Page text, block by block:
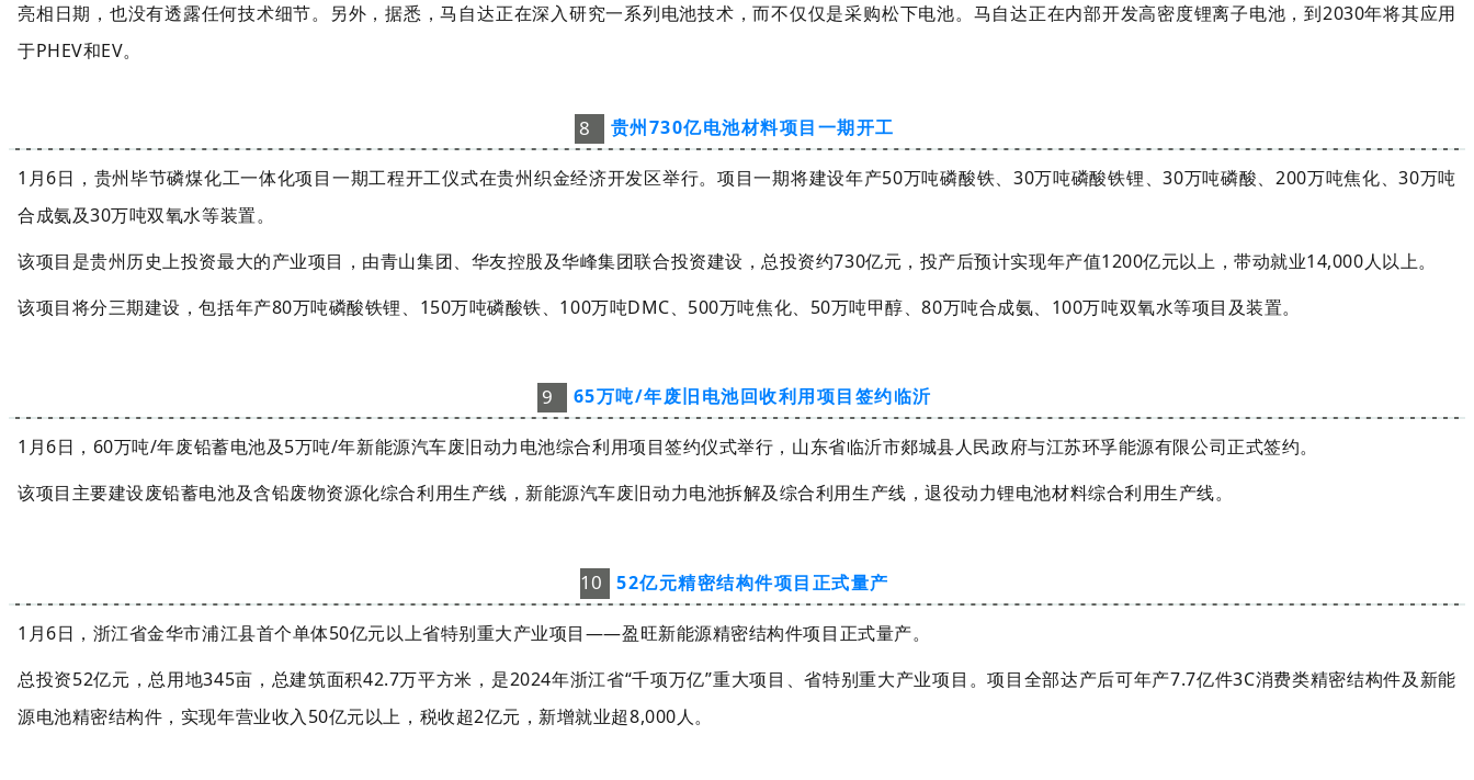
亮相日期，也没有透露任何技术细节。另外，据悉，马自达正在深入研究一系列电池技术，而不仅仅是采购松下电池。马自达正在内部开发高密度锂离子电池，到2030年将其应用
于PHEV和EV。
8 贵州730亿电池材料项目一期开工
1月6日，贵州毕节磷煤化工一体化项目一期工程开工仪式在贵州织金经济开发区举行。 项目一期将建设年产50万吨磷酸铁、30万吨磷酸铁锂、30万吨磷酸、200万吨焦化、30万吨
合成氨及30万吨双氧水等装置。
该项目是贵州历史上投资最大的产业项目，由青山集团、华友控股及华峰集团联合投资建设，总投资约730亿元，投产后预计实现年产值1200亿元以上，带动就业14,000人以上。
该项目将分三期建设，包括年产80万吨磷酸铁锂、150万吨磷酸铁、100万吨DMC、500万吨焦化、50万吨甲醇、80万吨合成氨、100万吨双氧水等项目及装置。
9 65万吨/年废旧电池回收利用项目签约临沂
1月6日，60万吨/年废铅蓄电池及5万吨/年新能源汽车废旧动力电池综合利用项目签约仪式举行，山东省临沂市郯城县人民政府与江苏环孚能源有限公司正式签约。
该项目主要建设废铅蓄电池及含铅废物资源化综合利用生产线，新能源汽车废旧动力电池拆解及综合利用生产线，退役动力锂电池材料综合利用生产线。
10 52亿元精密结构件项目正式量产
1月6日，浙江省金华市浦江县首个单体50亿元以上省特别重大产业项目——盈旺新能源精密结构件项目正式量产。
总投资52亿元，总用地345亩，总建筑面积42.7万平方米，是2024年浙江省“千项万亿”重大项目、省特别重大产业项目。项目全部达产后可年产7.7亿件3C消费类精密结构件及新能
源电池精密结构件，实现年营业收入50亿元以上，税收超2亿元，新增就业超8,000人。